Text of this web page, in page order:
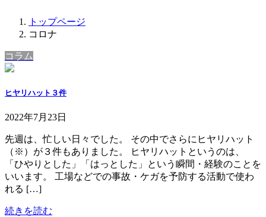
トップページ
コロナ
コラム
ヒヤリハット３件
2022年7月23日
先週は、忙しい日々でした。 その中でさらにヒヤリハット
（※）が３件もありました。 ヒヤリハットというのは、
「ひやりとした」「はっとした」という瞬間・経験のことを
いいます。 工場などでの事故・ケガを予防する活動で使わ
れる […]
続きを読む